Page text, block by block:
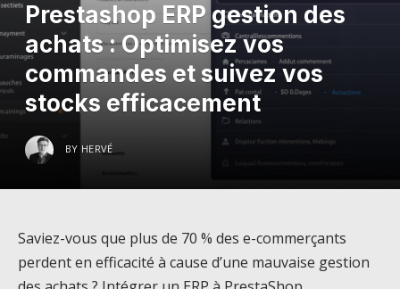
Prestashop ERP gestion des
achats : Optimisez vos
commandes et suivez vos
stocks efficacement
BY HERVÉ
Saviez-vous que plus de 70 % des e-commerçants
perdent en efficacité à cause d’une mauvaise gestion